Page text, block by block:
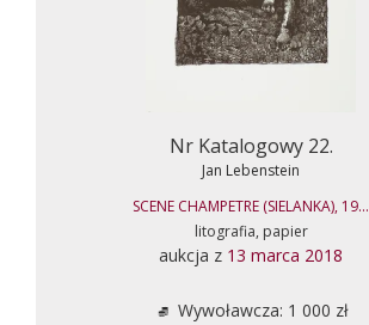
Nr Katalogowy 22.
Jan Lebenstein
SCENE CHAMPETRE (SIELANKA), 19...
litografia, papier
aukcja z 13 marca 2018
Wywoławcza: 1 000 zł